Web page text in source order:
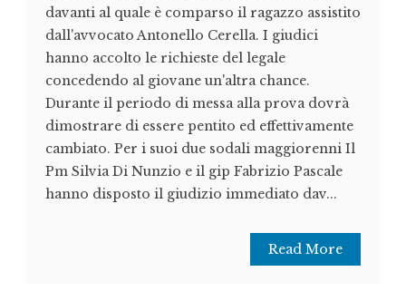
davanti al quale è comparso il ragazzo assistito
dall'avvocato Antonello Cerella. I giudici
hanno accolto le richieste del legale
concedendo al giovane un'altra chance.
Durante il periodo di messa alla prova dovrà
dimostrare di essere pentito ed effettivamente
cambiato. Per i suoi due sodali maggiorenni Il
Pm Silvia Di Nunzio e il gip Fabrizio Pascale
hanno disposto il giudizio immediato dav...
Read More